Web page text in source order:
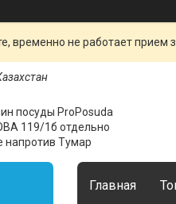
временно не работает прием
посуды ProPosuda
119/1б отдельно
напротив Тумар
Главная